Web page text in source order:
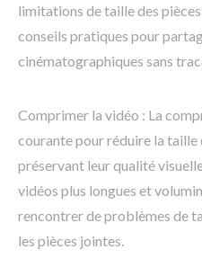
limitations de taille des
conseils pratiques pour
cinématographiques sans
Comprimer la vidéo : La
courante pour réduire la taille
préservant leur qualité
vidéos plus longues et
rencontrer de problèmes de
les pièces jointes.